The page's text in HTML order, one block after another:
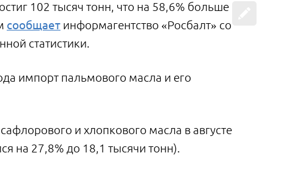
102 тысяч тонн, что на 58,6% больше
сообщает информагентство «Росбалт» со
статистики.
импорт пальмового масла и его
и хлопкового масла в августе
на 27,8% до 18,1 тысячи тонн).